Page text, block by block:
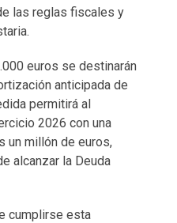
las reglas fiscales y
euros se destinarán
anticipada de
permitirá al
2026 con una
un millón de euros,
alcanzar la Deuda
cumplirse esta